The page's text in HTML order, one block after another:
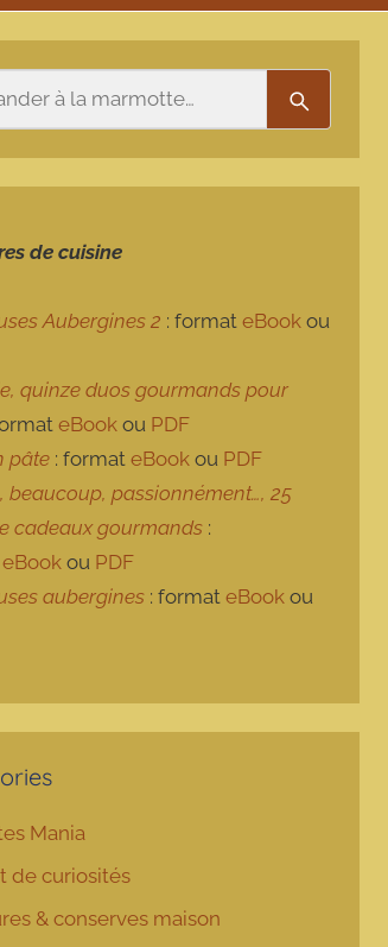
de cuisine
Aubergines 2 : formateBook ou
quinze duos gourmands pour
eBook ou PDF
pâte : formateBook ou PDF
beaucoup, passionnément…, 25
cadeaux gourmands :
eBook ou PDF
aubergines : formateBook ou
Mania
de curiosités
& conserves maison